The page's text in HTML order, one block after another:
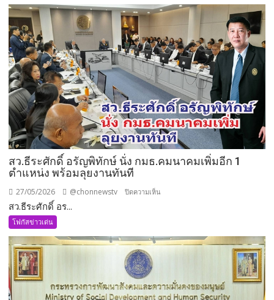
กรรมาธิการ
กิจการ
ทหาร
ด้าน
ความ
มั่นคง
แบบ
องค์
รวม
สว.ธีระศักดิ์ อรัญพิทักษ์ นั่ง กมธ.คมนาคมเพิ่มอีก 1
ตำแหน่ง พร้อมลุยงานทันที
27/05/2026 @chonnewstv ปิดความเห็น
อรัญ
กมธ.คมนาคม
สว.ธีระศักดิ์ อร...
โฟกัสข่าวเด่น